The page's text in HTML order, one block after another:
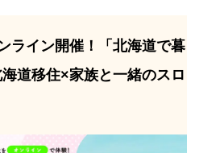
ライン開催！「北海道で暮
道移住×家族と一緒のスロ